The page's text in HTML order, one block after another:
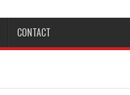
CONTACT